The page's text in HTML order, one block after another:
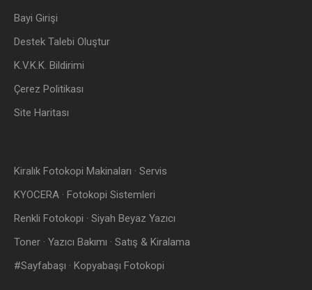
Bayi Girişi
Destek Talebi Oluştur
K.V.K.K. Bildirimi
Çerez Politikası
Site Haritası
Kiralık Fotokopi Makinaları · Servis
KYOCERA · Fotokopi Sistemleri
Renkli Fotokopi · Siyah Beyaz Yazıcı
Toner · Yazıcı Bakımı · Satış & Kiralama
#Sayfabaşı · Kopyabaşı Fotokopi